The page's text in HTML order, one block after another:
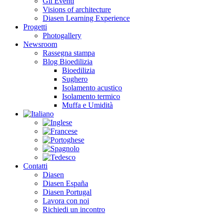
Visions of architecture
Diasen Learning Experience
Progetti
Photogallery
Newsroom
Rassegna stampa
Blog Bioedilizia
Bioedilizia
Sughero
Isolamento acustico
Isolamento termico
Muffa e Umidità
Contatti
Diasen
Diasen España
Diasen Portugal
Lavora con noi
Richiedi un incontro